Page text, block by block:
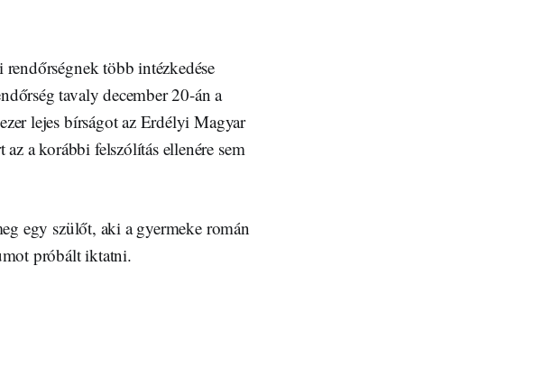
több intézkedése
tavaly december 20-án a
lejes bírságot az Erdélyi Magyar
a korábbi felszólítás ellenére sem
egy szülőt, aki a gyermeke román
próbált iktatni.